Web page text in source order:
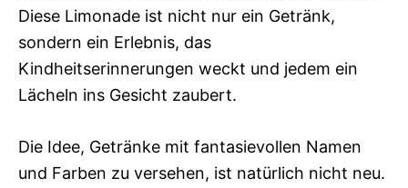
Diese Limonade ist nicht nur ein Getränk,
sondern ein Erlebnis, das
Kindheitserinnerungen weckt und jedem ein
Lächeln ins Gesicht zaubert.
Die Idee, Getränke mit fantasievollen Namen
und Farben zu versehen, ist natürlich nicht neu.